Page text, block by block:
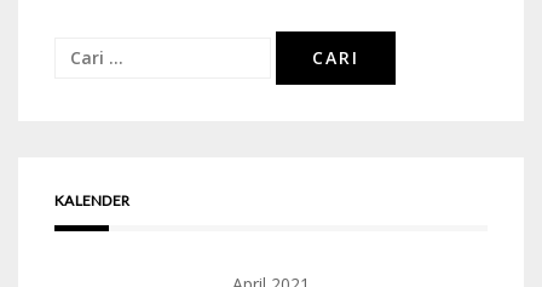
Cari
KALENDER